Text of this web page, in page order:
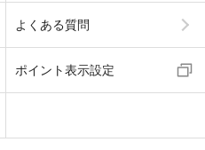
よくある質問
ポイント表示設定